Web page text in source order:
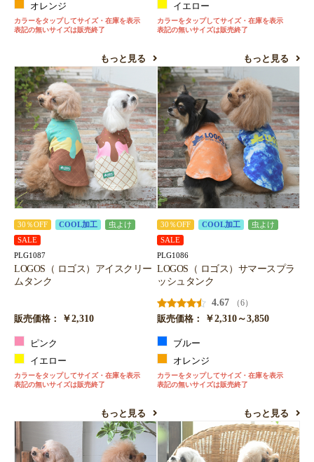
オレンジ
カラーをタップしてサイズ・在庫を表示
表記の無いサイズは販売終了
もっと見る
イエロー
カラーをタップしてサイズ・在庫を表示
表記の無いサイズは販売終了
もっと見る
30％OFF COOL加工
虫よけ
SALE
PLG1087
LOGOS（ ロゴス）アイスクリー
ムタンク
販売価格： ￥2,310
ピンク
イエロー
カラーをタップしてサイズ・在庫を表示
表記の無いサイズは販売終了
もっと見る
30％OFF COOL加工
虫よけ
SALE
PLG1086
LOGOS（ ロゴス）サマースプラ
ッシュタンク
4.67
（6）
販売価格：
￥2,310～3,850
ブルー
オレンジ
カラーをタップしてサイズ・在庫を表示
表記の無いサイズは販売終了
もっと見る